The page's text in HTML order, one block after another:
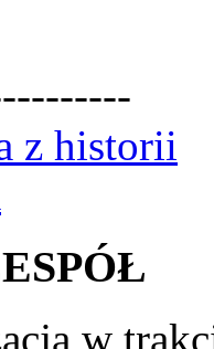
z historii
w